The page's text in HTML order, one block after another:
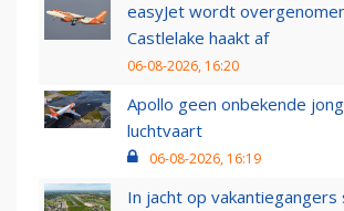
easyJet wordt
Castlelake haakt af
06-08-2026, 16:20
Apollo geen onbekende
luchtvaart
06-08-2026, 16:19
In jacht op vakantiegangers